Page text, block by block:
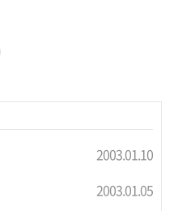
2003.01.10
2003.01.05